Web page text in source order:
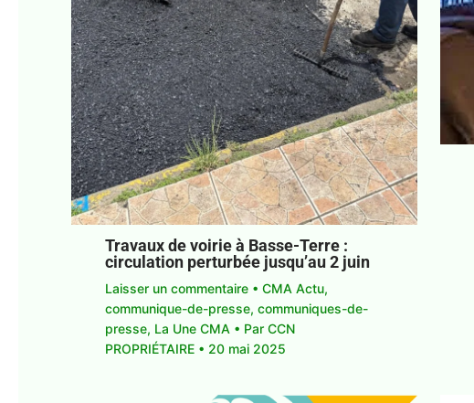
Travaux de voirie à Basse-Terre :
circulation perturbée jusqu’au 2 juin
Laisser un commentaire •CMA Actu,
communique-de-presse,communiques-de-
presse, La Une CMA • ParCCN
PROPRIÉTAIRE • 20 mai 2025